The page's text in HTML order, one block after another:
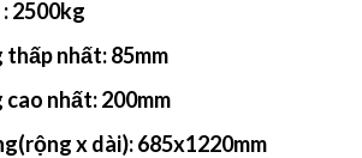
2500kg
thấp nhất: 85mm
cao nhất: 200mm
x dài): 685x1220mm